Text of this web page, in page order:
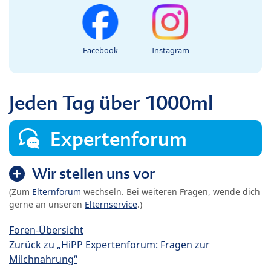
Facebook Instagram
Jeden Tag über 1000ml
Expertenforum
Wir stellen uns vor
(Zum Elternforum wechseln. Bei weiteren Fragen, wende dich
gerne an unseren Elternservice.)
Foren-Übersicht
Zurück zu „HiPP Expertenforum: Fragen zur
Milchnahrung“